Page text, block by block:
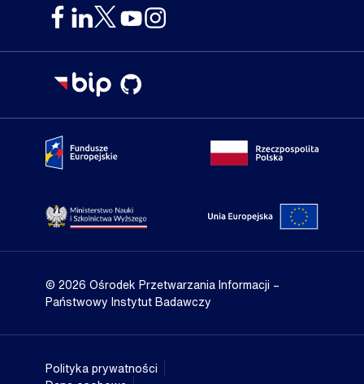
Portal Fundusze Europejskie Portal
Strona Ministerstwa Nauki i Szkolnictwa WyższegoPortal
© 2026 Ośrodek Przetwarzania Informacji –
Państwowy Instytut Badawczy
Polityka prywatności